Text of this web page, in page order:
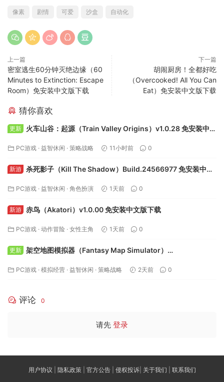
像素 剧情 可爱 沙盒 自动化
上一篇
密室逃生60分钟灭绝边缘（60
Minutes to Extinction: Escape
Room）免安装中文版下载
下一篇
胡闹厨房！全都好吃
（Overcooked! All You Can
Eat）免安装中文版下载
猜你喜欢
更新
火车山谷：起源（Train Valley Origins）v1.0.28 免安装中文
PC游戏 · 益智休闲 · 策略战略 11小时前 0
新游 杀死影子（Kill The Shadow）Build.24566977 免安装中文
PC游戏 · 益智休闲 · 角色扮演 1天前 0
新游 赤鸟（Akatori）v1.0.00 免安装中文版下载
PC游戏 · 动作冒险 · 女性主角 1天前 0
更新 架空地图模拟器（Fantasy Map Simulator）
PC游戏 · 模拟经营 · 益智休闲 · 策略战略 2天前 0
评论 0
请先 登录
用户协议 隐私政策| 官方公告| 侵权投诉| 关于我们 联系我们